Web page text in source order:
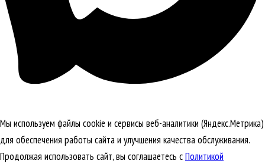
Мы используем файлы cookie и сервисы веб-аналитики (Яндекс.Метрика)
для обеспечения работы сайта и улучшения качества обслуживания.
Продолжая использовать сайт, вы соглашаетесь сПолитикой